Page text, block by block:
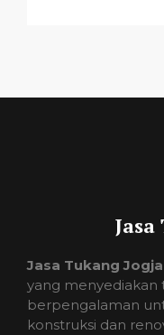
Jasa Tukang Jogja
yang menyediakan
berpengalaman
konstruksi dan